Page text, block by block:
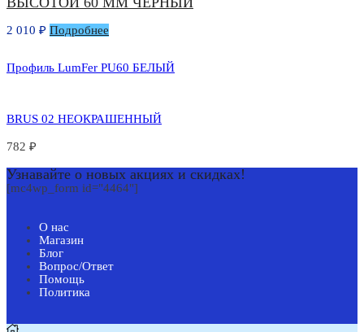
2 010 ₽ Подробнее
Профиль LumFer PU60 БЕЛЫЙ
BRUS 02 НЕОКРАШЕННЫЙ
782 ₽
Узнавайте о новых акциях и скидках!
[mc4wp_form id="4464"]
О нас
Магазин
Блог
Вопрос/Ответ
Помощь
Политика